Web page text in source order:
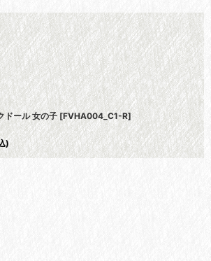
ドール 女の子 [FVHA004_C1-R]
)